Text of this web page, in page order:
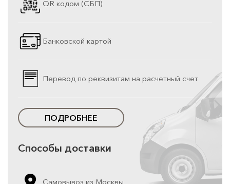
QR кодом (СБП)
Банковской картой
Перевод по реквизитам на расчетный счет
ПОДРОБНЕЕ
Способы доставки
Самовывоз из Москвы